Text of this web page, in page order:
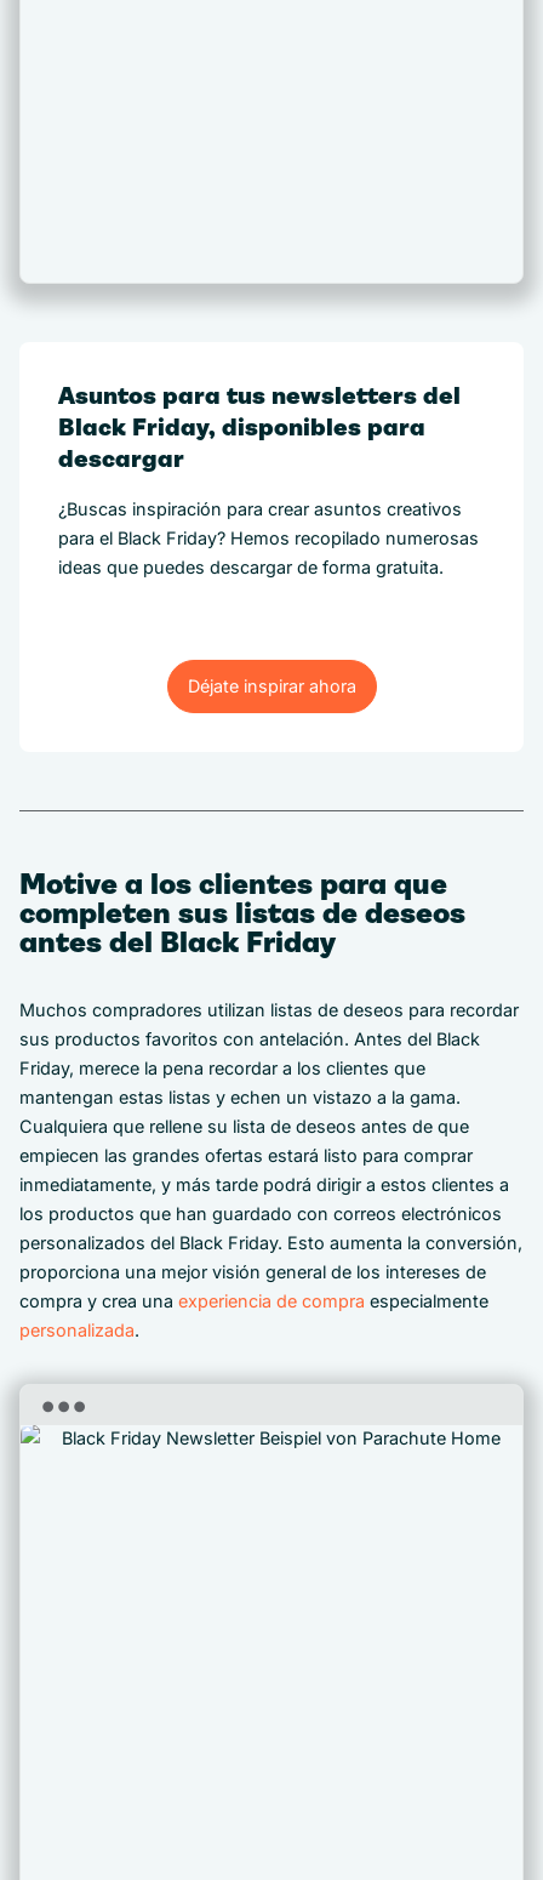
Asuntos para tus newsletters del
Black Friday, disponibles para
descargar
¿Buscas inspiración para crear asuntos creativos
para el Black Friday? Hemos recopilado numerosas
ideas que puedes descargar de forma gratuita.
Déjate inspirar ahora
Déjate inspirar ahora
Motive a los clientes para que
completen sus listas de deseos
antes del Black Friday
Muchos compradores utilizan listas de deseos para recordar
sus productos favoritos con antelación. Antes del Black
Friday, merece la pena recordar a los clientes que
mantengan estas listas y echen un vistazo a la gama.
Cualquiera que rellene su lista de deseos antes de que
empiecen las grandes ofertas estará listo para comprar
inmediatamente, y más tarde podrá dirigir a estos clientes a
los productos que han guardado con correos electrónicos
personalizados del Black Friday. Esto aumenta la conversión,
proporciona una mejor visión general de los intereses de
compra y crea una experiencia de compra especialmente
personalizada.